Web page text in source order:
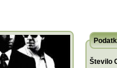
Število